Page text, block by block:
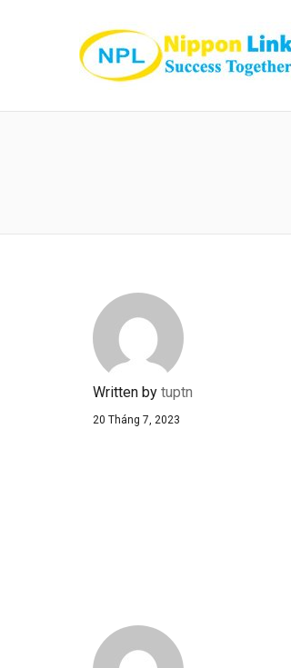
Written by tuptn
20 Tháng 7, 2023